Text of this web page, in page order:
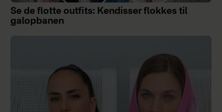
Se de flotte outfits: Kendisser flokkes til
galopbanen